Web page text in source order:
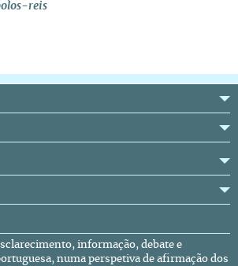
reis
informação, debate e
numa perspetiva de afirmação dos